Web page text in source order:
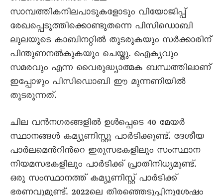
സാമ്പത്തികനിലപാടുകളോടും വിയോജിപ്പ്
രേഖപ്പെടുത്തിക്കൊണ്ടുതന്നെ പിസിഡൊബി
ലുലയുടെ കാബിനറ്റില്‍ തുടരുകയും സര്‍ക്കാരിന്
പിന്തുണനല്‍കുകയും ചെയ്തു. ഐക്യവും
സമരവും എന്ന വൈരുദ്ധ്യാത്മക ബന്ധത്തിലാണ്
ഇപ്പോഴും പിസിഡൊബി ഈ മുന്നണിയില്‍
തുടരുന്നത്.
ചില വന്‍നഗരങ്ങളില്‍ ഉള്‍പ്പെടെ 40 മേയര്‍
സ്ഥാനങ്ങള്‍ കമ്യൂണിസ്റ്റു പാര്‍ടിക്കുണ്ട്. ദേശീയ
പാര്‍ലമെന്‍റിന്‍റെ ഇരുസഭകളിലും സംസ്ഥാന
നിയമസഭകളിലും പാര്‍ടിക്ക് പ്രാതിനിധ്യമുണ്ട്.
ഒരു സംസ്ഥാനത്ത് കമ്യൂണിസ്റ്റ് പാര്‍ടിക്ക്